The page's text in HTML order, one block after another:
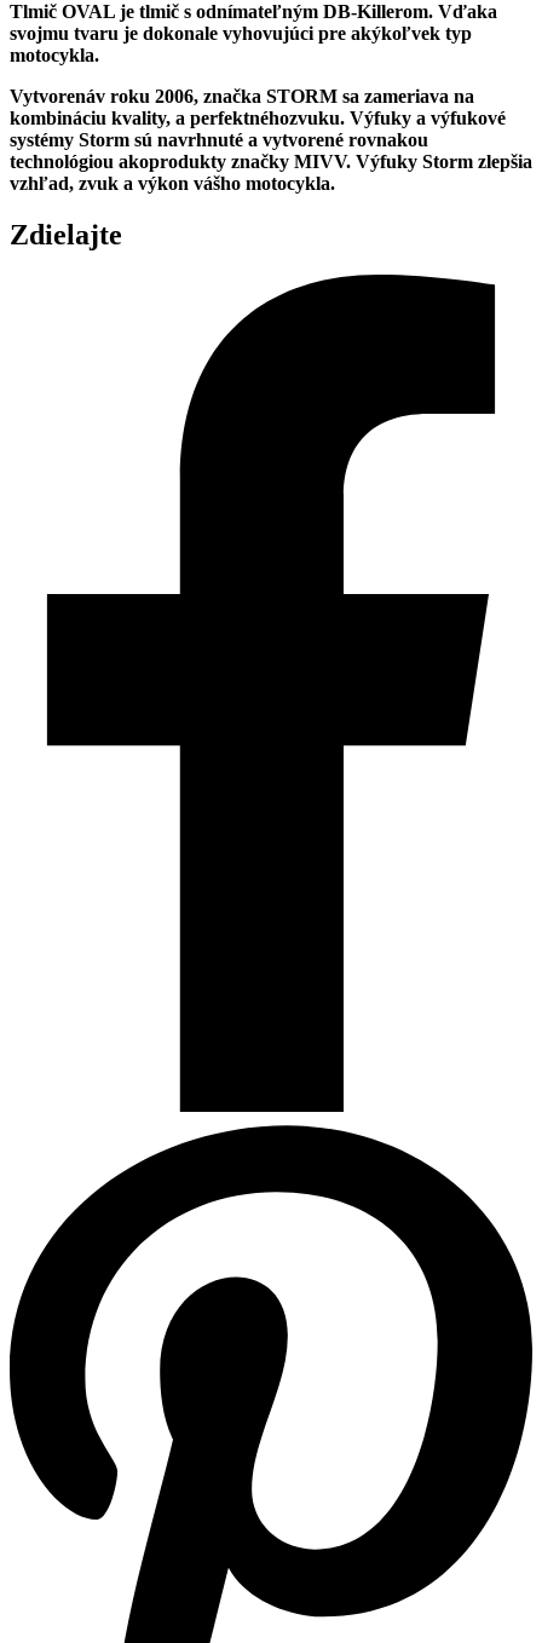
Tlmič OVAL je tlmič s odnímateľným DB-Killerom. Vďaka
svojmu tvaru je dokonale vyhovujúci pre akýkoľvek typ
motocykla.
Vytvorenáv roku 2006, značka STORM sa zameriava na
kombináciu kvality, a perfektnéhozvuku. Výfuky a výfukové
systémy Storm sú navrhnuté a vytvorené rovnakou
technológiou akoprodukty značky MIVV. Výfuky Storm zlepšia
vzhľad, zvuk a výkon vášho motocykla.
Zdielajte